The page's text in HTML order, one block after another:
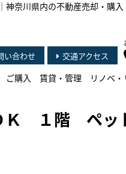
川県内の不動産売却・購入
い合わせ 交通アクセス
ご購入 賃貸・管理 リノベ
Ｋ １階 ペッ